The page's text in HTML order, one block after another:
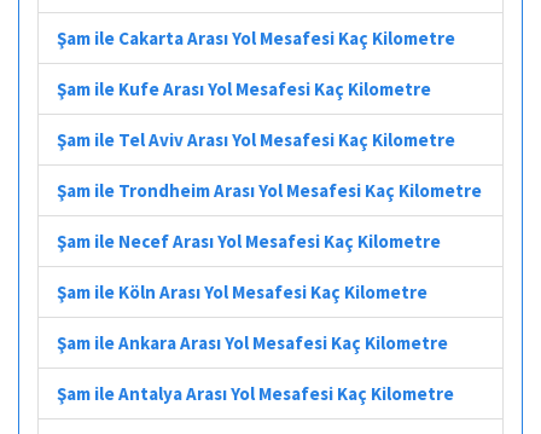
Şam ile Cakarta Arası Yol Mesafesi Kaç Kilometre
Şam ile Kufe Arası Yol Mesafesi Kaç Kilometre
Şam ile Tel Aviv Arası Yol Mesafesi Kaç Kilometre
Şam ile Trondheim Arası Yol Mesafesi Kaç Kilometre
Şam ile Necef Arası Yol Mesafesi Kaç Kilometre
Şam ile Köln Arası Yol Mesafesi Kaç Kilometre
Şam ile Ankara Arası Yol Mesafesi Kaç Kilometre
Şam ile Antalya Arası Yol Mesafesi Kaç Kilometre